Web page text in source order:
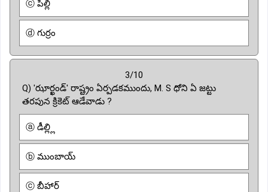
ⓒ పిల్లి
ⓓ గుర్రం
3/10
Q) 'ఝార్ఖండ్' రాష్ట్రం ఏర్పడకముందు, M. S ధోని ఏ జట్టు
తరపున క్రికెట్ ఆడేవాడు ?
ⓐ డీల్ల్లి
ⓑ ముంబాయ్
ⓒ బీహార్